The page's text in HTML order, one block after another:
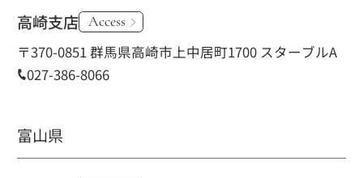
高崎支店 Access
〒370-0851 群馬県高崎市上中居町1700 スターブルA
027-386-8066
富山県